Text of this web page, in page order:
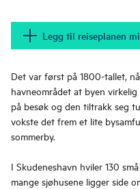
Legg til reiseplanen
Det var først på 1800-tallet,
havneområdet at byen
på besøk og den tiltrakk seg
vokste det frem et lite
sommerby.
I Skudeneshavn hviler 130
mange sjøhusene ligger side